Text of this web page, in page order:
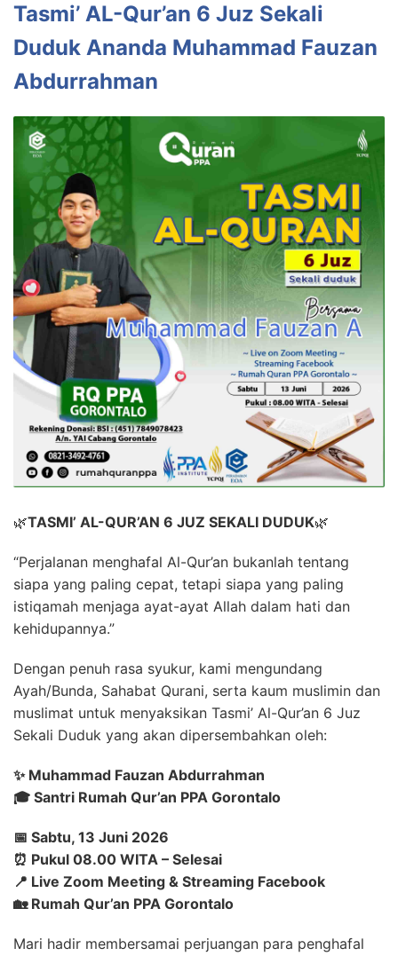
Tasmi’ AL-Qur’an 6 Juz Sekali
Duduk Ananda Muhammad Fauzan
Abdurrahman
🌿TASMI’ AL-QUR’AN 6 JUZ SEKALI DUDUK🌿
“Perjalanan menghafal Al-Qur’an bukanlah tentang
siapa yang paling cepat, tetapi siapa yang paling
istiqamah menjaga ayat-ayat Allah dalam hati dan
kehidupannya.”
Dengan penuh rasa syukur, kami mengundang
Ayah/Bunda, Sahabat Qurani, serta kaum muslimin dan
muslimat untuk menyaksikan Tasmi’ Al-Qur’an 6 Juz
Sekali Duduk yang akan dipersembahkan oleh:
✨ Muhammad Fauzan Abdurrahman
🎓 Santri Rumah Qur’an PPA Gorontalo
📅 Sabtu, 13 Juni 2026
⏰ Pukul 08.00 WITA – Selesai
📍 Live Zoom Meeting & Streaming Facebook
🏡 Rumah Qur’an PPA Gorontalo
Mari hadir membersamai perjuangan para penghafal